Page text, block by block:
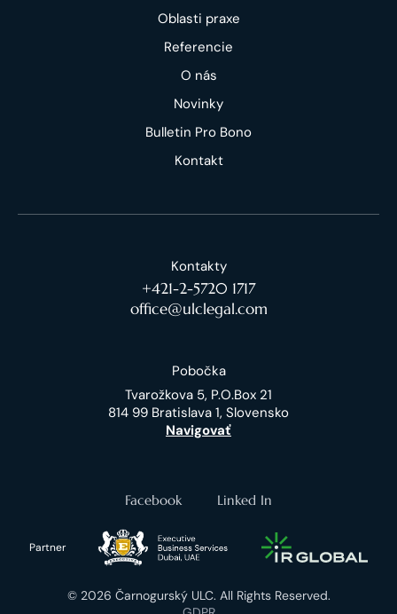
Oblasti praxe
Referencie
O nás
Novinky
Bulletin Pro Bono
Kontakt
Kontakty
+421-2-5720 1717
office@ulclegal.com
Pobočka
Tvarožkova 5, P.O.Box 21
814 99 Bratislava 1, Slovensko
Navigovať
Facebook Linked In
Partner
© 2026 Čarnogurský ULC. All Rights Reserved.